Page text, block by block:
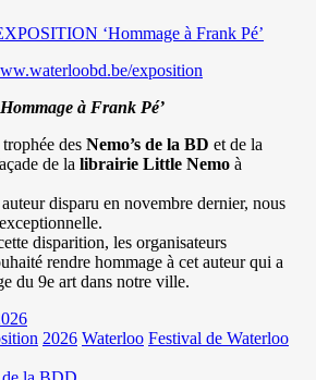
‘Hommage à Frank Pé’
exposition
à Frank Pé’
des Nemo’s de la BD et de la
de la librairie Little Nemo à
disparu en novembre dernier, nous
disparition, les organisateurs
rendre hommage à cet auteur qui a
du 9e art dans notre ville.
2026 Waterloo Festival de Waterloo